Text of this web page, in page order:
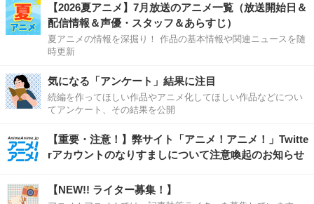
【2026夏アニメ】7月放送のアニメ一覧（放送開始日＆
配信情報＆声優・スタッフ＆あらすじ）
夏アニメの情報を深掘り！ 作品の基本情報や関連ニュースを随
時更新
気になる「アンケート」結果に注目
続編を作ってほしい作品やアニメ化してほしい作品などについ
てアンケート、その結果を公開
【重要・注意！】弊サイト「アニメ！アニメ！」Twitte
rアカウントのなりすましについて注意喚起のお知らせ
【NEW!! ライター募集！】